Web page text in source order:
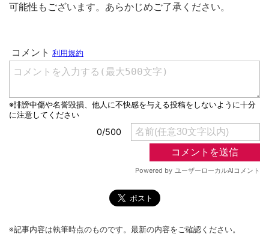
可能性もございます。あらかじめご了承ください。
※記事内容は執筆時点のものです。最新の内容をご確認ください。